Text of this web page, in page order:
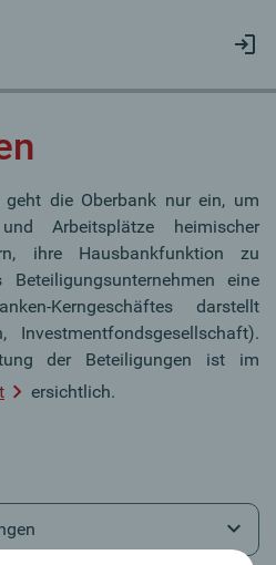
geht die Oberbank nur ein, um
und Arbeitsplätze heimischer
ihre Hausbankfunktion zu
eine
Kerngeschäftes darstellt
Investmentfondsgesellschaft).
der Beteiligungen ist im
ersichtlich.